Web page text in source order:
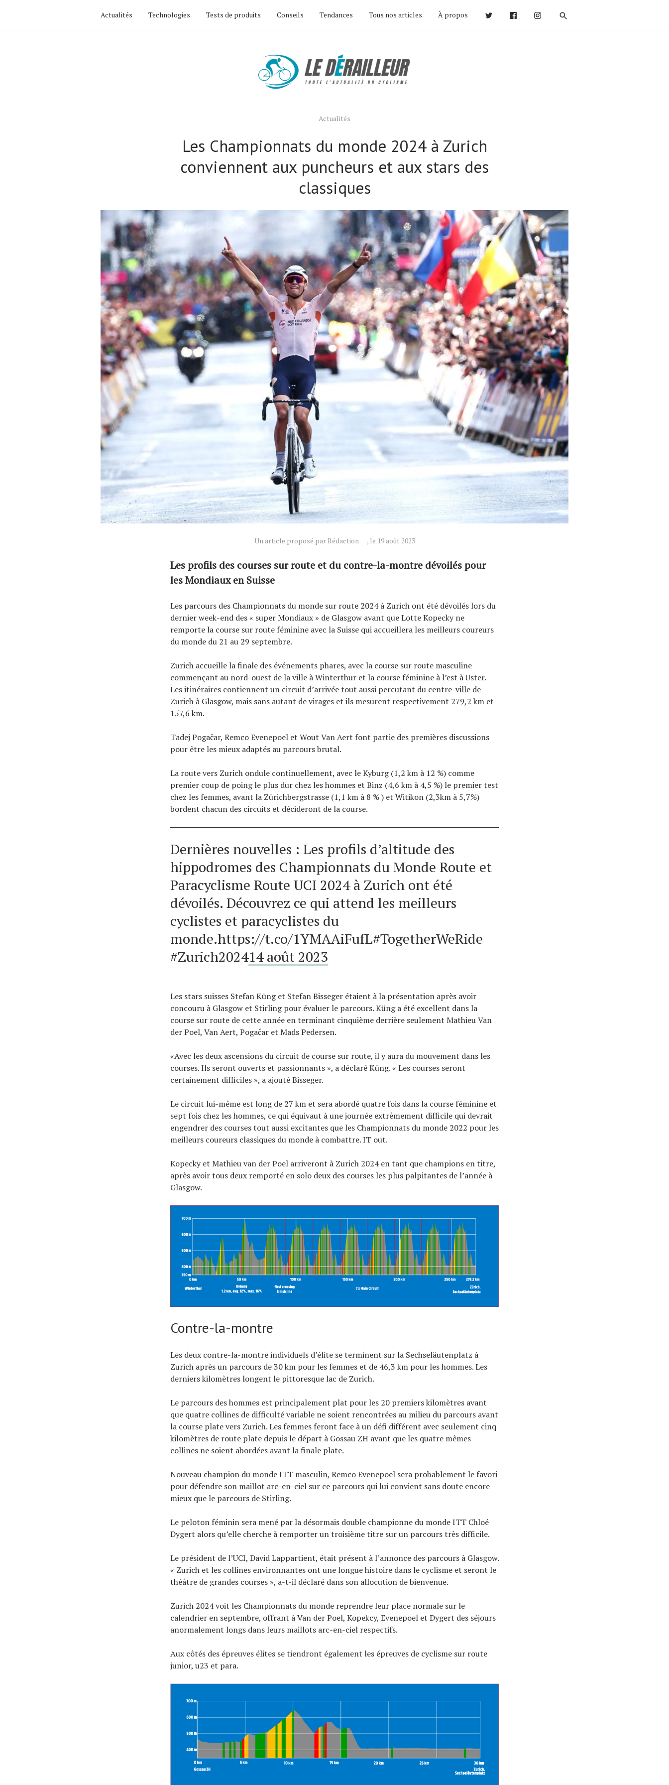
Actualités Technologies Tests de produits Conseils Tendances Tous nos articles À propos
Actualités
Les Championnats du monde 2024 à Zurich
conviennent aux puncheurs et aux stars des
classiques
Un article proposé par Rédaction , le 19 août 2023
Les profils des courses sur route et du contre-la-montre dévoilés pour
les Mondiaux en Suisse
Les parcours des Championnats du monde sur route 2024 à Zurich ont été dévoilés lors du
dernier week-end des « super Mondiaux » de Glasgow avant que Lotte Kopecky ne
remporte la course sur route féminine avec la Suisse qui accueillera les meilleurs coureurs
du monde du 21 au 29 septembre.
Zurich accueille la finale des événements phares, avec la course sur route masculine
commençant au nord-ouest de la ville à Winterthur et la course féminine à l’est à Uster.
Les itinéraires contiennent un circuit d’arrivée tout aussi percutant du centre-ville de
Zurich à Glasgow, mais sans autant de virages et ils mesurent respectivement 279,2 km et
157,6 km.
Tadej Pogačar, Remco Evenepoel et Wout Van Aert font partie des premières discussions
pour être les mieux adaptés au parcours brutal.
La route vers Zurich ondule continuellement, avec le Kyburg (1,2 km à 12 %) comme
premier coup de poing le plus dur chez les hommes et Binz (4,6 km à 4,5 %) le premier test
chez les femmes, avant la Zürichbergstrasse (1,1 km à 8 % ) et Witikon (2,3km à 5,7%)
bordent chacun des circuits et décideront de la course.
Dernières nouvelles : Les profils d’altitude des
hippodromes des Championnats du Monde Route et
Paracyclisme Route UCI 2024 à Zurich ont été
dévoilés. Découvrez ce qui attend les meilleurs
cyclistes et paracyclistes du
monde.https://t.co/1YMAAiFufL#TogetherWeRide
#Zurich202414 août 2023
Les stars suisses Stefan Küng et Stefan Bisseger étaient à la présentation après avoir
concouru à Glasgow et Stirling pour évaluer le parcours. Küng a été excellent dans la
course sur route de cette année en terminant cinquième derrière seulement Mathieu Van
der Poel, Van Aert, Pogačar et Mads Pedersen.
«Avec les deux ascensions du circuit de course sur route, il y aura du mouvement dans les
courses. Ils seront ouverts et passionnants », a déclaré Küng. « Les courses seront
certainement difficiles », a ajouté Bisseger.
Le circuit lui-même est long de 27 km et sera abordé quatre fois dans la course féminine et
sept fois chez les hommes, ce qui équivaut à une journée extrêmement difficile qui devrait
engendrer des courses tout aussi excitantes que les Championnats du monde 2022 pour les
meilleurs coureurs classiques du monde à combattre. IT out.
Kopecky et Mathieu van der Poel arriveront à Zurich 2024 en tant que champions en titre,
après avoir tous deux remporté en solo deux des courses les plus palpitantes de l’année à
Glasgow.
Contre-la-montre
Les deux contre-la-montre individuels d’élite se terminent sur la Sechseläutenplatz à
Zurich après un parcours de 30 km pour les femmes et de 46,3 km pour les hommes. Les
derniers kilomètres longent le pittoresque lac de Zurich.
Le parcours des hommes est principalement plat pour les 20 premiers kilomètres avant
que quatre collines de difficulté variable ne soient rencontrées au milieu du parcours avant
la course plate vers Zurich. Les femmes feront face à un défi différent avec seulement cinq
kilomètres de route plate depuis le départ à Gossau ZH avant que les quatre mêmes
collines ne soient abordées avant la finale plate.
Nouveau champion du monde ITT masculin, Remco Evenepoel sera probablement le favori
pour défendre son maillot arc-en-ciel sur ce parcours qui lui convient sans doute encore
mieux que le parcours de Stirling.
Le peloton féminin sera mené par la désormais double championne du monde ITT Chloé
Dygert alors qu’elle cherche à remporter un troisième titre sur un parcours très difficile.
Le président de l’UCI, David Lappartient, était présent à l’annonce des parcours à Glasgow.
« Zurich et les collines environnantes ont une longue histoire dans le cyclisme et seront le
théâtre de grandes courses », a-t-il déclaré dans son allocution de bienvenue.
Zurich 2024 voit les Championnats du monde reprendre leur place normale sur le
calendrier en septembre, offrant à Van der Poel, Kopekcy, Evenepoel et Dygert des séjours
anormalement longs dans leurs maillots arc-en-ciel respectifs.
Aux côtés des épreuves élites se tiendront également les épreuves de cyclisme sur route
junior, u23 et para.